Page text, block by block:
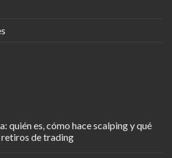
quién es, cómo hace scalping y qué
retiros de trading